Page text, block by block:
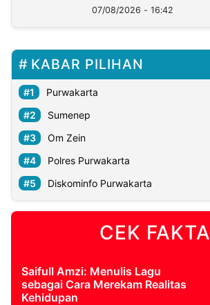
07/08/2026 - 16:42
KABAR PILIHAN
Purwakarta
Sumenep
Om Zein
Polres Purwakarta
Diskominfo Purwakarta
CEK FAKTA
Saifull Amzi: Menulis Lagu
sebagai Cara Merekam Realitas
Kehidupan